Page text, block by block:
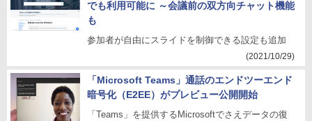
でも利用可能に ～会議前の双方向チャット機能
も
参加者が自由にスライドを制御できる設定も追加
(2021/10/29)
「Microsoft Teams」通話のエンドツーエンド
暗号化（E2EE）がプレビュー公開開始
「Teams」を提供するMicrosoftでさえデータの復